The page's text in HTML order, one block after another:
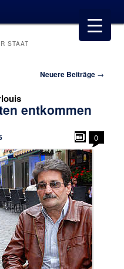
STAAT
Neuere Beiträge →
entkommen
0